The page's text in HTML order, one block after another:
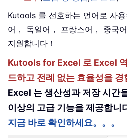
Kutools 를 선호하는 언어로 사
어， 독일어， 프랑스어， 중국
지원합니다！
Kutools for Excel 로 Excel
드하고 전례 없는 효율성을 경
Excel 는 생산성과 저장 시간
이상의 고급 기능을 제공합니
지금 바로 확인하세요。。。